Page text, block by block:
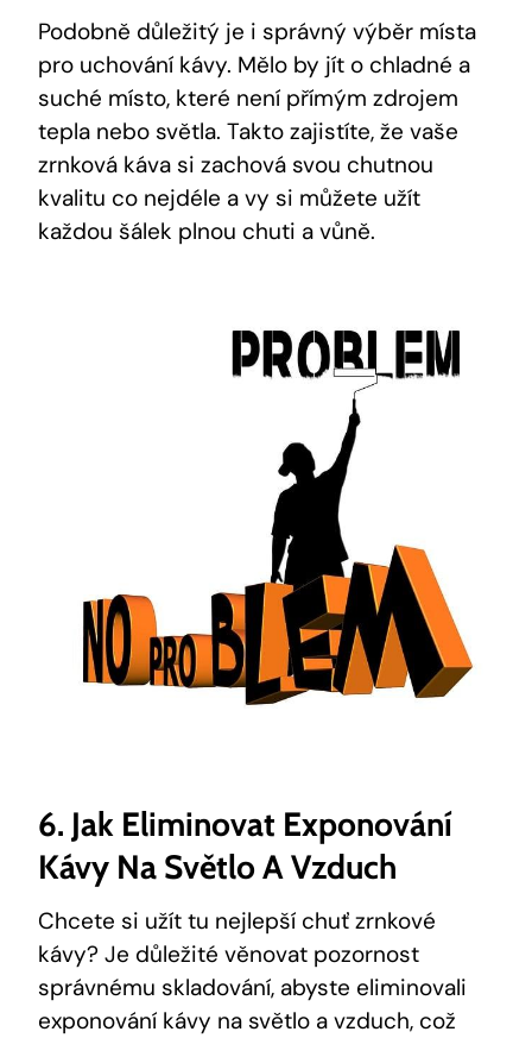
Podobně důležitý je i správný výběr místa
pro uchování kávy. Mělo by jít o chladné a
suché místo, které není přímým zdrojem
tepla nebo světla. Takto zajistíte, že vaše
zrnková káva si zachová svou chutnou
kvalitu co nejdéle a vy si můžete užít
každou šálek plnou chuti a vůně.
6. Jak Eliminovat Exponování
Kávy Na Světlo A Vzduch
Chcete si užít tu nejlepší chuť zrnkové
kávy? Je důležité věnovat pozornost
správnému skladování, abyste eliminovali
exponování kávy na světlo a vzduch, což